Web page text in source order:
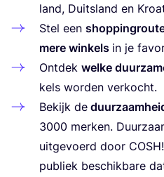
land, Duits­land en
Stel een
me­re win­kels in je
Ont­dek wel­ke
kels wor­den verkocht.
Bekijk de
3000 mer­ken.
uit­ge­voerd door COSH
publiek beschik­ba­re